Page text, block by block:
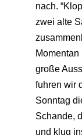
nach.
zwei alte
große
fuhren wir
Sonntag
Schande,
und klug